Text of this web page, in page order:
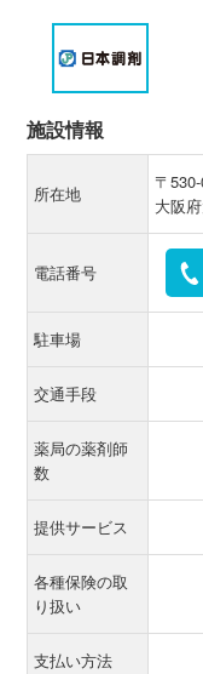
施設情報
所在地
〒
大阪
電話番号
駐車場
交通手段
薬局の薬剤師
数
提供サービス
各種保険の取
り扱い
支払い方法